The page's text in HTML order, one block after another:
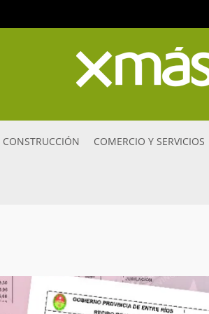
CONSTRUCCIÓN COMERCIO Y SERVICIOS